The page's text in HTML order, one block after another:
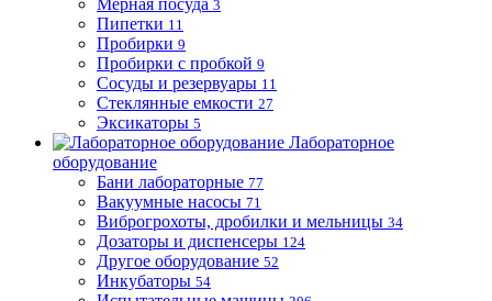
Мерная посуда 3
Пипетки 11
Пробирки 9
Пробирки с пробкой 9
Сосуды и резервуары 11
Стеклянные емкости 27
Эксикаторы 5
Лабораторное
оборудование
Бани лабораторные 77
Вакуумные насосы 71
Виброгрохоты, дробилки и мельницы 34
Дозаторы и диспенсеры 124
Другое оборудование 52
Инкубаторы 54